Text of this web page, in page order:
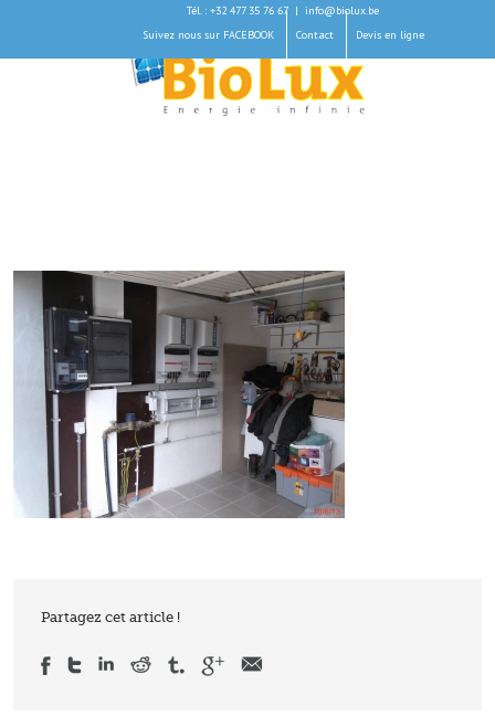
Tél. : +32 477 35 76 67 |
info@biolux.be
Suivez nous sur FACEBOOK
Contact Devis en ligne
Partagez cet article !